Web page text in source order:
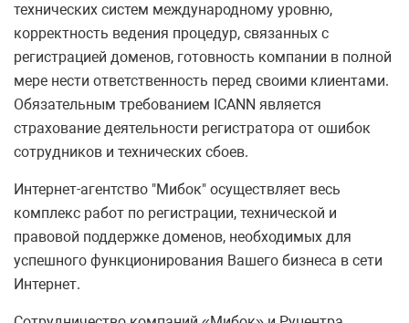
технических систем международному уровню,
корректность ведения процедур, связанных с
регистрацией доменов, готовность компании в полной
мере нести ответственность перед своими клиентами.
Обязательным требованием ICANN является
страхование деятельности регистратора от ошибок
сотрудников и технических сбоев.
Интернет-агентство "Мибок" осуществляет весь
комплекс работ по регистрации, технической и
правовой поддержке доменов, необходимых для
успешного функционирования Вашего бизнеса в сети
Интернет.